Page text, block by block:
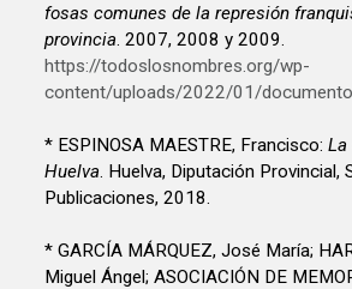
fosas comunes de la represión
provincia. 2007, 2008 y 2009.
https://todoslosnombres.org/wp-
content/uploads/2022/01/
* ESPINOSA MAESTRE, Francisco:La
Huelva. Huelva, Diputación Provincial,
Publicaciones, 2018.
* GARCÍA MÁRQUEZ, José María;
Miguel Ángel; ASOCIACIÓN DE